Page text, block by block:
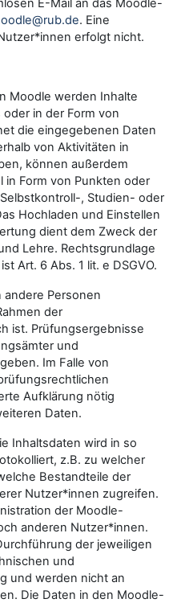
E-Mail an das Moodle-
. Eine
erfolgt nicht.
Moodle werden Inhalte
in der Form von
die eingegebenen Daten
von Aktivitäten in
können außerdem
Form von Punkten oder
, Studien- oder
Hochladen und Einstellen
dient dem Zweck der
Lehre. Rechtsgrundlage
Art. 6 Abs. 1 lit. e DSGVO.
Personen
der
ist. Prüfungsergebnisse
und
Im Falle von
Aufklärung nötig
Daten.
Inhaltsdaten wird in so
z.B. zu welcher
Bestandteile der
Nutzer*innen zugreifen.
der Moodle-
anderen Nutzer*innen.
der jeweiligen
und
und werden nicht an
Die Daten in den Moodle-